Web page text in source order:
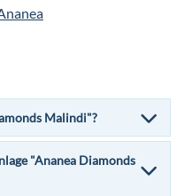
Malindi"?
"Ananea Diamonds